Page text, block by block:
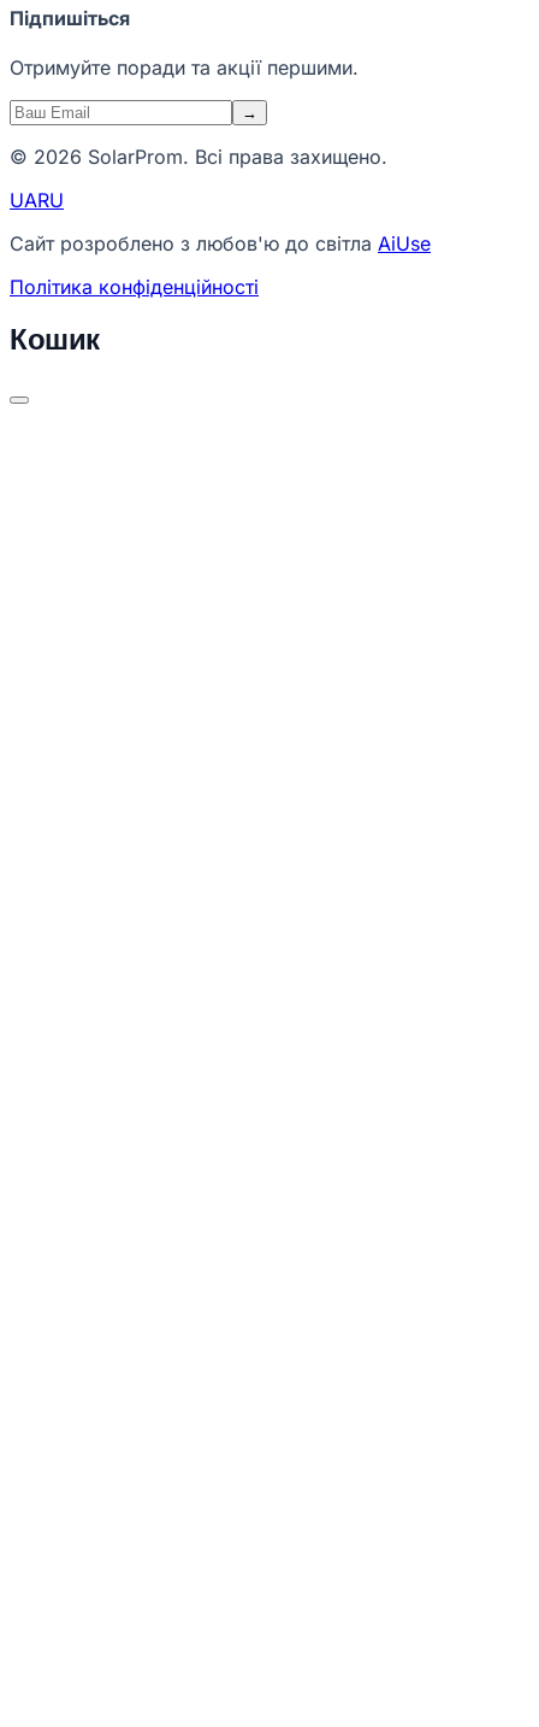
Підпишіться
Отримуйте поради та акції першими.
→
© 2026 SolarProm. Всі права захищено.
UARU
Сайт розроблено з любов'ю до світла AiUse
Політика конфіденційності
Кошик